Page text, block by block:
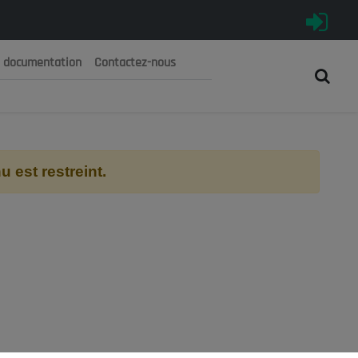
الجزائرية الديمقراطية الشعبية
documentation Contactez-nous
est restreint.